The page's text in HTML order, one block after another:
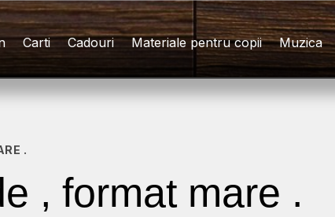
Carti Cadouri Materiale pentru copii Muzica
.
, format mare .